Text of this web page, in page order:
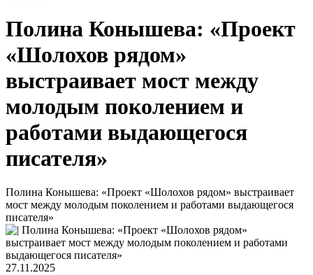
Полина Конышева: «Проект
«Шолохов рядом»
выстраивает мост между
молодым поколением и
работами выдающегося
писателя»
Полина Конышева: «Проект «Шолохов рядом» выстраивает
мост между молодым поколением и работами выдающегося
писателя»
27.11.2025